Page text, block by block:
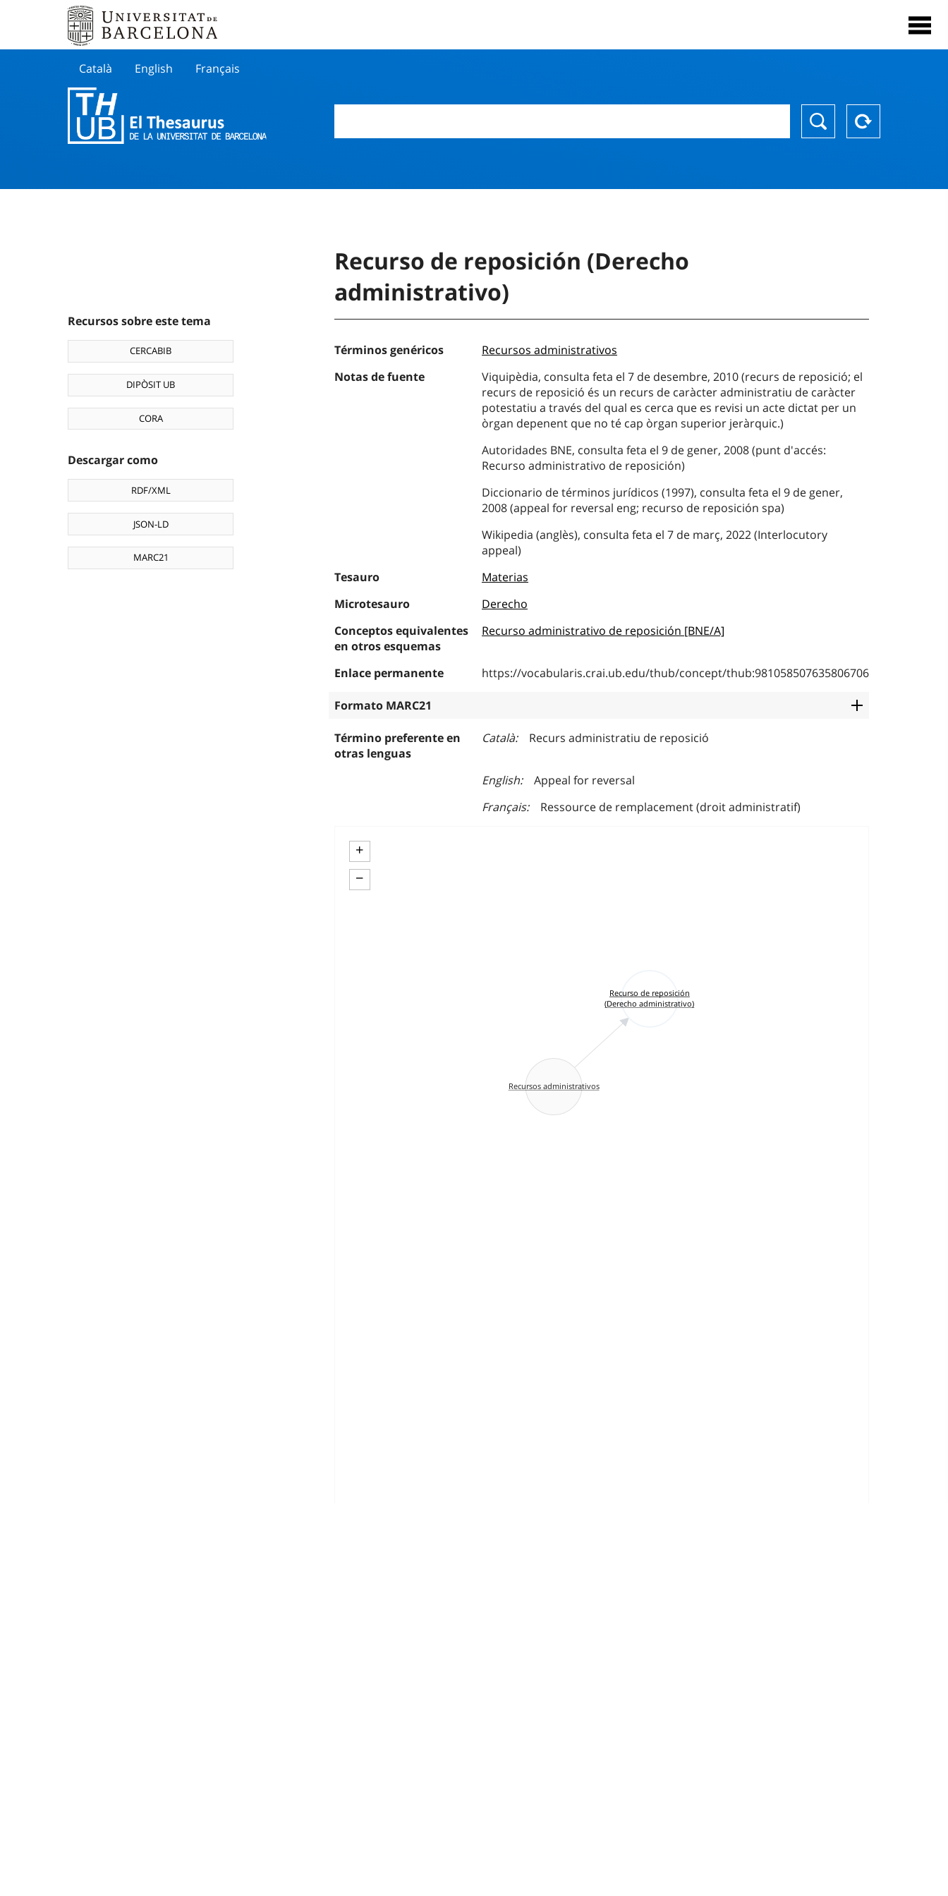
Català English Français
Recursos sobre este tema
CERCABIB
DIPÒSIT UB
CORA
Descargar como
RDF/XML
JSON-LD
MARC21
Recurso de reposición (Derecho
administrativo)
Términos genéricos
Recursos administrativos
Notas de fuente
Viquipèdia, consulta feta el 7 de desembre, 2010 (recurs de reposició; el
recurs de reposició és un recurs de caràcter administratiu de caràcter
potestatiu a través del qual es cerca que es revisi un acte dictat per un
òrgan depenent que no té cap òrgan superior jeràrquic.)
Autoridades BNE, consulta feta el 9 de gener, 2008 (punt d'accés:
Recurso administrativo de reposición)
Diccionario de términos jurídicos (1997), consulta feta el 9 de gener,
2008 (appeal for reversal eng; recurso de reposición spa)
Wikipedia (anglès), consulta feta el 7 de març, 2022 (Interlocutory
appeal)
Tesauro
Materias
Microtesauro
Derecho
Conceptos equivalentes
en otros esquemas
Recurso administrativo de reposición [BNE/A]
Enlace permanente https://vocabularis.crai.ub.edu/thub/concept/thub:981058507635806706
Formato MARC21
Término preferente en
otras lenguas
Català Recurs administratiu de reposició
English
Appeal for reversal
Français
Ressource de remplacement (droit administratif)
+
−
Recurso de reposición
(Derecho administrativo)
Recursos administrativos